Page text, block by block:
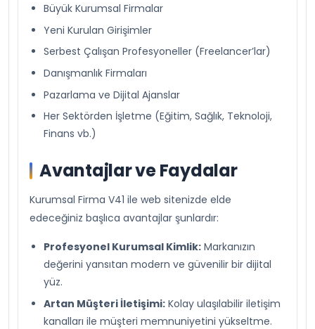
Büyük Kurumsal Firmalar
Yeni Kurulan Girişimler
Serbest Çalışan Profesyoneller (Freelancer’lar)
Danışmanlık Firmaları
Pazarlama ve Dijital Ajanslar
Her Sektörden İşletme (Eğitim, Sağlık, Teknoloji,
Finans vb.)
Avantajlar ve Faydalar
Kurumsal Firma V41 ile web sitenizde elde
edeceğiniz başlıca avantajlar şunlardır:
Profesyonel Kurumsal Kimlik: Markanızın
değerini yansıtan modern ve güvenilir bir dijital
yüz.
Artan Müşteri İletişimi: Kolay ulaşılabilir iletişim
kanalları ile müşteri memnuniyetini yükseltme.